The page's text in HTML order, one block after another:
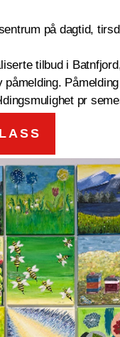
på dagtid,
tilbud i
påmelding.
pr